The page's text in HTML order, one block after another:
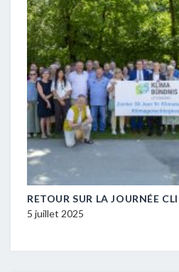
RETOUR SUR LA JOURNÉE
5 juillet 2025